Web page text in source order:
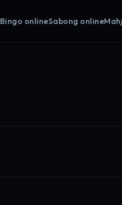
Bingo onlineSabong online